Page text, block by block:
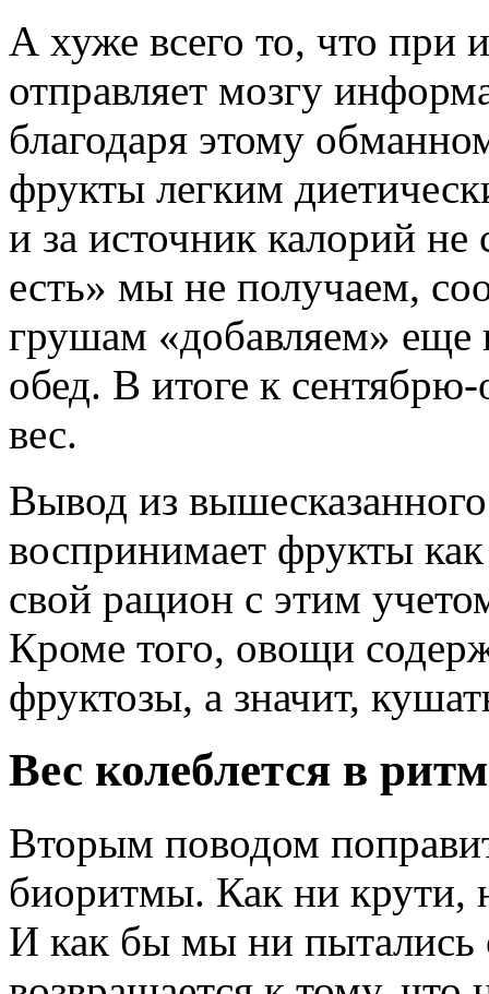
А хуже всего то, что при
отправляет мозгу
благодаря этому
фрукты легким
и за источник калорий не
есть» мы не получаем,
грушам «добавляем»
обед. В итоге к
вес.
Вывод из
воспринимает фрукты
свой рацион с этим
Кроме того, овощи
фруктозы, а значит,
Вес колеблется в
Вторым поводом
биоритмы. Как ни
И как бы мы ни пытались